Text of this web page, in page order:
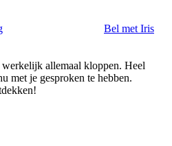
Bel met Iris
werkelijk allemaal kloppen. Heel
met je gesproken te hebben.